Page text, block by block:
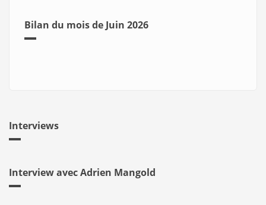
Bilan du mois de Juin 2026
Interviews
Interview avec Adrien Mangold